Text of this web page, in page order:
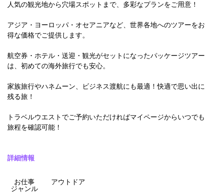
人気の観光地から穴場スポットまで、多彩なプランをご用意！
アジア・ヨーロッパ・オセアニアなど、世界各地へのツアーをお
得な価格でご提供します。
航空券・ホテル・送迎・観光がセットになったパッケージツアー
は、初めての海外旅行でも安心。
家族旅行やハネムーン、ビジネス渡航にも最適！快適で思い出に
残る旅！
トラベルウエストでご予約いただければマイページからいつでも
旅程を確認可能！
詳細情報
お仕事
ジャンル
アウトドア